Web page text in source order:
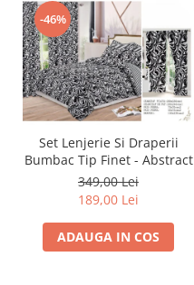
-46%
Set Lenjerie Si Draperii
Bumbac Tip Finet - Abstract
349,00 Lei
189,00 Lei
ADAUGA IN COS